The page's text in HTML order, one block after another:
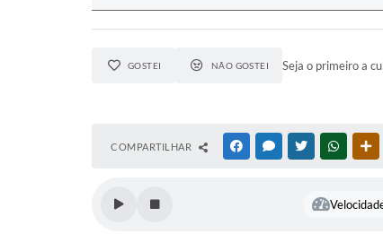
GOSTEI NÃO GOSTEI Seja o primeiro a
COMPARTILHAR FACEBOOKMESSENGER
TWITTER